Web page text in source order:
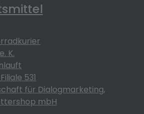
K.
531
für Dialogmarketing,
mbH